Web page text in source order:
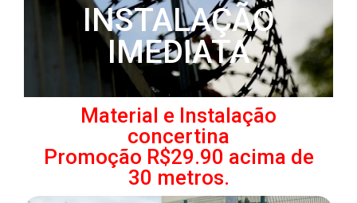
INSTALAÇÃO
IMEDIATA
Material e Instalação
concertina
Promoção R$29.90 acima de
30 metros.